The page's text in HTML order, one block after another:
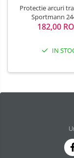
Protectie arcuri
Sportmann
182,00
IN